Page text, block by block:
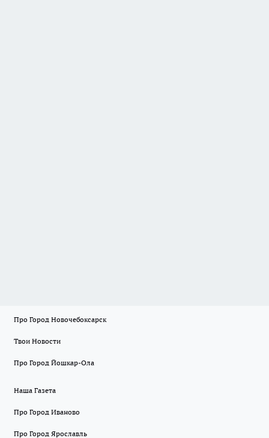
Про Город Новочебоксарск
Твои Новости
Про Город Йошкар-Ола
Наша Газета
Про Город Иваново
Про Город Ярославль